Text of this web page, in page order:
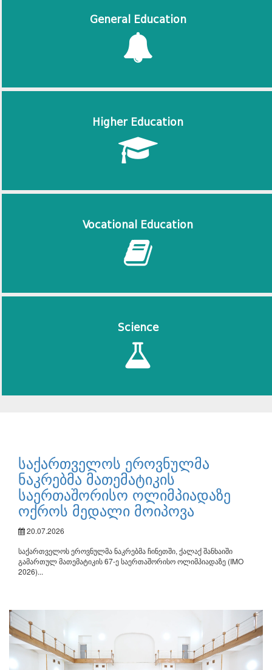
General Education
Higher Education
Vocational Education
Science
საქართველოს ეროვნულმა
ნაკრებმა მათემატიკის
საერთაშორისო ოლიმპიადაზე
ოქროს მედალი მოიპოვა
20.07.2026
საქართველოს ეროვნულმა ნაკრებმა ჩინეთში, ქალაქ შანხაიში
გამართულ მათემატიკის 67-ე საერთაშორისო ოლიმპიადაზე (IMO
2026)...